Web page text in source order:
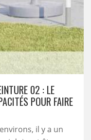
02 : LE
POUR FAIRE
il y a un